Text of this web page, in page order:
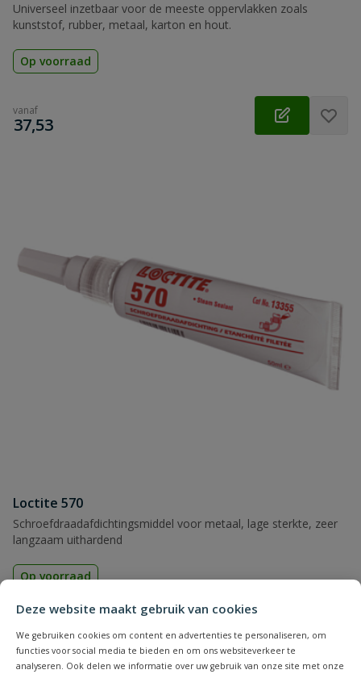
Deze website maakt gebruik van cookies
We gebruiken cookies om content en advertenties te personaliseren, om
functies voor social media te bieden en om ons websiteverkeer te
analyseren. Ook delen we informatie over uw gebruik van onze site met onze
Universeel inzetbaar voor de meeste oppervlakken zoals
kunststof, rubber, metaal, karton en hout.
Op voorraad
vanaf
€
37,53
Loctite 570
Schroefdraadafdichtingsmiddel voor metaal, lage sterkte, zeer
langzaam uithardend
Op voorraad
€50,89